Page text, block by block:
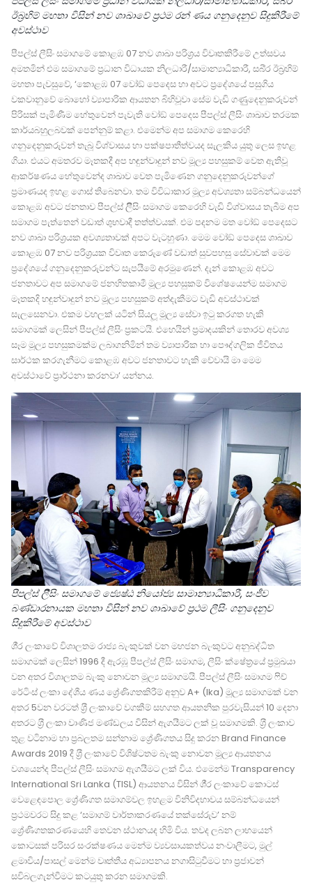
ඊබ‍්‍රහිම් මහතා විසින් නව ශාඛාවේ ප‍්‍රථම රන් ණය ගනුදෙනුව සිදුකිරීමේ
අවස්ථාව
පීපල්ස් ලීසිං සමාගමේ කොළඹ 07 නව ශාඛා පරිශ‍්‍රය විවෘතකිරීමේ උත්සවය
අමතමින් එම සමාගමේ ප‍්‍රධාන විධායක නිලධාරී/සාමාන්‍යාධිකාරී, සබි‍්‍ර ඊබ‍්‍රහිම්
මහතා පැවසුවේ, ‘කොළඹ 07 වෝඞ් පෙදෙස හා අවට ප‍්‍රදේශයේ පසුගිය
වකවානුවේ බොහෝ ව්‍යාපාරික ආයතන බිහිවූවා සේම වැඩි ගණුුදෙනුකරුවන්
පිරිසක් පැමිණීම හේතුවෙන් පැවැති වෝඞ් පෙදෙස පීපල්ස් ලීසිං ශාඛාව තරමක
කාර්යබහුලබවක් පෙන්නුම් කළා. එමෙන්ම අප සමාගම කෙරෙහි
ගනුදෙනුකරුවන් තැබූ විශ්වාසය හා පක්ෂපාතීත්වයද සැලකිය යුතු ලෙස ඉහළ
ගියා. එයට අමතරව මෑතකදී අප හඳුන්වාදුන් නව මූල්‍ය පහසුකම් වෙත ඇතිවූ
ආකර්ෂණය හේතුවෙන්ද ශාඛාව වෙත පැමිණෙන ගනුදෙනුකරුවන්ගේ
ප‍්‍රමාණයද ඉහළ ගොස් තිබෙනවා. තම විවිධාකාර මූල්‍ය අවශ්‍යතා සම්බන්ධයෙන්
කොළඹ අවට ජනතාව පීපල්ස් ලීිසිං සමාගම කෙරෙහි වැඩි විශ්වාසය තැබීම අප
සමාගම පැත්තෙන් වඩාත් ශුභවාදී තත්ත්වයක්. එම පදනම මත වෝඞ් පෙදෙසට
නව ශාඛා පරිශ‍්‍රයක අවශ්‍යතාවක් අපට වැටහුණා. මෙම වෝඞ් පෙදෙස ශාඛාව
කොළඹ 07 නව පරිශ‍්‍රයක විවෘත කෙරුණේ වඩාත් සුවපහසු සේවාවක් මෙම
ප‍්‍රදේශයේ ගනුදෙනුකරුවන්ට සැපයීමේ අරමුණෙන්. දැන් කොළඹ අවට
ජනතාවට අප සමාගමේ ජනහිතකාමී මූල්‍ය පහසුකම් විශේෂයෙන්ම සමාගම
මෑතකදි හඳුන්වාදුන් නව මූල්‍ය පහසුකම් අත්දැකීමට වැඩි අවස්ථාවක්
සැලසෙනවා. එකම වහලක් යටින් සියලූ මූල්‍ය සේවා ඉටු කරගත හැකි
සමාගමක් ලෙසින් පීපල්ස් ලීසිං ප‍්‍රකටයි. එහෙයින් ප‍්‍රමාදයකින් තොරව අවශ්‍ය
සෑම මූල්‍ය පහසුකමක්ම ලබාගනිමින් තම ව්‍යාපාරික හා පෞද්ගලික ජීවිතය
සාර්ථක කරගැනීමට කොළඹ අවට ජනතාවට හැකි වේවායි මා මෙම
අවස්ථාවේ ප‍්‍රාර්ථනා කරනවා’ යන්නය.
පීපල්ස් ලීිසිං සමාගමේ ජ්‍යෙෂ්ඨ නියෝජ්‍ය සාමාන්‍යාධිකාරී, සංජීව
බණ්ඩාරනායක මහතා විසින් නව ශාඛාවේ ප‍්‍රථම ලීසිං ගනුදෙනුව
සිදුකිරීමේ අවස්ථාව
ශී‍්‍ර ලංකාවේ විශාලතම රාජ්‍ය බැංකුවක් වන මහජන බැංකුවට අනුබද්ධිත
සමාගමක් ලෙසින් 1996 දී ඇරඹූ පීපල්ස් ලීසිං සමාගම, ලීසිං ක්ෂේත‍්‍රයේ ප‍්‍රමුඛයා
වන අතර විශාලතම බැංකු නොවන මූල්‍ය සමාගමයි. පීපල්ස් ලීසිං සමාගම ෆිච්
රේටිංස් ලංකා දේශීය ණය ශ්‍රේණිගතකිරීම් අනුව A+ (lka) මූල්‍ය සමාගමක් වන
අතර 5වන වරටත් ශ‍්‍රී ලංකාවේ වගකීම් සහගත ආයතනික පුරවැසියන් 10 දෙනා
අතරට ශ‍්‍රී ලංකා වාණිජ මණ්ඩලය විසින් ඇගයීමට ලක් වූ සමාගමකි. ශ‍්‍රී ලංකාව
තුළ වටිනාම හා ප‍්‍රබලතම සන්නාම ශ්‍රේණිගතය සිදු කරන Brand Finance
Awards 2019 දී ශ‍්‍රී ලංකාවේ විශිෂ්ටතම බැංකු නොවන මූල්‍ය ආයතනය
වශයෙන්ද පීපල්ස් ලීසිං සමාගම ඇගයීමට ලක් විය. එමෙන්ම Transparency
International Sri Lanka (TISL) ආයතනය විසින් ශී‍්‍ර ලංකාවේ කොටස්
වෙළෙඳපොල ශ්‍රේණිගත සමාගම්වල ඉහළම විනිවිදභාවය සම්බන්ධයෙන්
ප‍්‍රථමවරට සිදු කළ ‘සමාගම් වාර්තාකරණයේ තක්සේරුව’ නම්
ශ්‍රේණිගතකරණයෙහි තෙවන ස්ථානයද හිමි විය. තවද ලබන ලාභයෙන්
කොටසක් පරිසර සංරක්ෂණය මෙන්ම ව්‍යවසායකත්වය නංවාලීමට, මුල්
ළමාවිය/පාසල් මෙන්ම වෘත්තීය අධ්‍යාපනය නගාසිටුවීමට හා ප‍්‍රජාවන්
සවිබලගැන්වීමට කටයුතු කරන සමාගමකි.